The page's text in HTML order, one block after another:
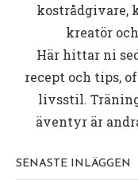
kostrådgivare,
kreatör
Här hittar ni
recept och tips,
livsstil.
äventyr är
SENASTE INLÄGGEN